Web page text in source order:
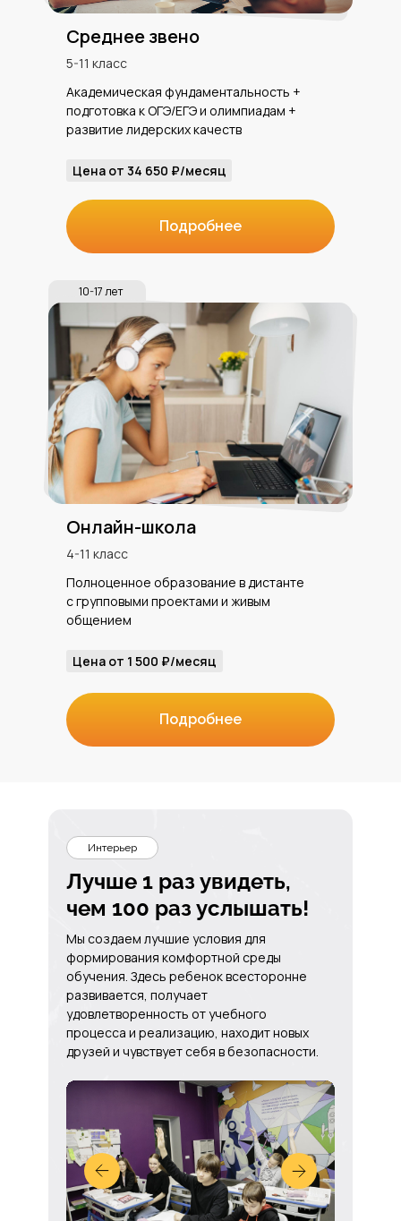
5-11 класс
Среднее звено
Академическая фундаментальность +
подготовка к ОГЭ/ЕГЭ и олимпиадам +
развитие лидерских качеств
Полноценное образование в дистанте
с групповыми проектами и живым
общением
Онлайн-школа
4-11 класс
10-17 лет
Подробнее
Подробнее
Цена от 34 650 ₽/месяц
Цена от 1 500 ₽/месяц
Лучше 1 раз увидеть,
чем 100 раз услышать!
Интерьер
Мы создаем лучшие условия для
формирования комфортной среды
обучения. Здесь ребенок всесторонне
развивается, получает
удовлетворенность от учебного
процесса и реализацию, находит новых
друзей и чувствует себя в безопасности.